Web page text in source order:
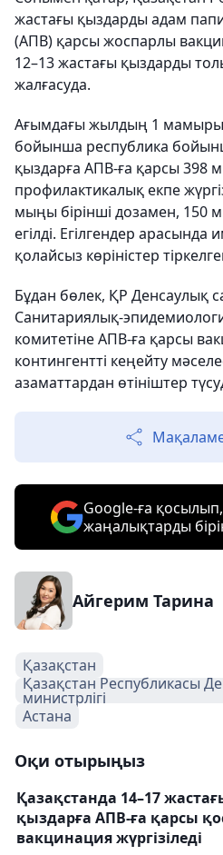
жастағы қыздарды адам
(АПВ) қарсы жоспарлы
12–13 жастағы қыздарды
жалғасуда.
Ағымдағы жылдың 1
бойынша республика
қыздарға АПВ-ға қарсы 398
профилактикалық екпе
мыңы бірінші дозамен, 150
егілді. Егілгендер арасында
қолайсыз көріністер
Бұдан бөлек, ҚР Денсаулық
Санитариялық-
комитетіне АПВ-ға қарсы
контингентті кеңейту
азаматтардан өтініштер
Google-ға қосылып,
жаңалықтарды
Айгерим Тарина
Қазақстан
Қазақстан Республикасы
министрлігі
Астана
Оқи отырыңыз
Қазақстанда 14–17
қыздарға АПВ-ға қарсы
вакцинация жүргізіледі